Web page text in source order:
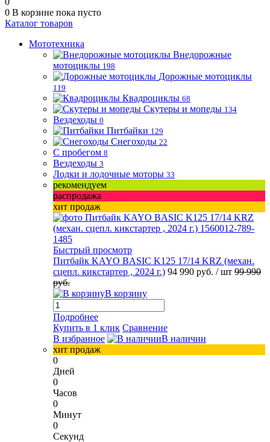
0 В корзине пока пусто
Каталог товаров
Мототехника
Внедорожные
мотоциклы 198
Дорожные мотоциклы
119
Квадроциклы 68
Скутеры и мопеды 134
Вездеходы 0
Питбайки 129
Снегоходы 22
С пробегом 8
Вездеходы 3
Лодки и лодочные моторы 33
рекомендуем
распродажа
хит продаж
Быстрый просмотр
Питбайк KAYO BASIC K125 17/14 KRZ (механ.
сцепл. кикстартер , 2024 г.) 94 990 руб. / шт 99 990
руб.
В корзину
Подробнее
Купить в 1 клик Сравнение
В избранное
В наличии
хит продаж
0
Дней
0
Часов
0
Минут
0
Секунд